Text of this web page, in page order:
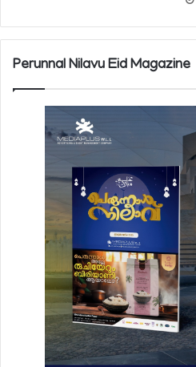
Perunnal Nilavu Eid Magazine